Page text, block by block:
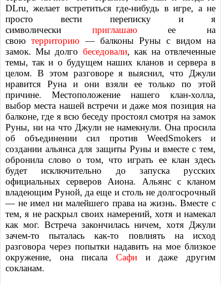
DLru, желает встретиться где-нибудь в игре, а не
просто вести переписку и я
символически
приглашаюее
на
свою территорию —балконы Руны с видом на
замок. Мы долго беседовали, как на отвлеченные
темы, так и о будущем наших кланов и сервера в
целом. В этом разговоре я выяснил, что Джули
нравится Руна и они взяли ее только по этой
причине. Местоположение нашего клан-холла,
выбор места нашей встречи и даже моя позиция на
балконе, где я всю беседу простоял смотря на замок
Руны, ни на что Джули не намекнули. Она просила
об объединении сил против WeedSmokers и
создании альянса для защиты Руны и вместе с тем,
обронила слово о том, что играть ее клан здесь
будет исключительно до запуска русских
официальных серверов Аиона. Альянс с кланом
владеющим Руной, да еще и столь не долгосрочный
— не имел ни малейшего права на жизнь. Вместе с
тем, я не раскрыл своих намерений, хотя и намекал
как мог. Встреча закончилась ничем, хотя Джули
зачем-то пыталась как-то повлиять на исход
разговора через попытки надавить на мое близкое
окружение, она писала
Сафи
и даже другим
сокланам.